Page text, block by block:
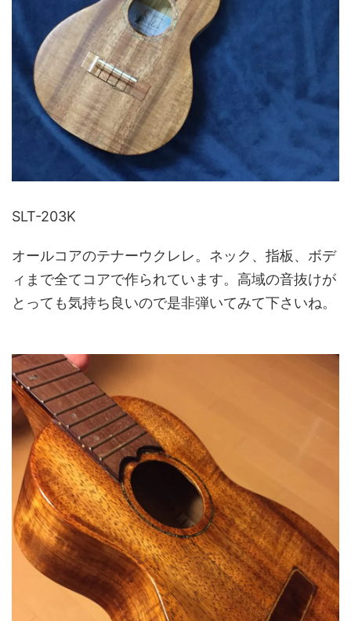
SLT-203K
オールコアのテナーウクレレ。ネック、指板、ボデ
ィまで全てコアで作られています。高域の音抜けが
とっても気持ち良いので是非弾いてみて下さいね。